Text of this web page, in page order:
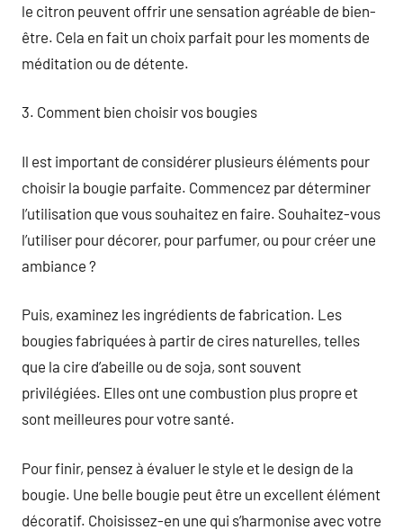
le citron peuvent offrir une sensation agréable de bien-
être. Cela en fait un choix parfait pour les moments de
méditation ou de détente.
3. Comment bien choisir vos bougies
Il est important de considérer plusieurs éléments pour
choisir la bougie parfaite. Commencez par déterminer
l’utilisation que vous souhaitez en faire. Souhaitez-vous
l’utiliser pour décorer, pour parfumer, ou pour créer une
ambiance ?
Puis, examinez les ingrédients de fabrication. Les
bougies fabriquées à partir de cires naturelles, telles
que la cire d’abeille ou de soja, sont souvent
privilégiées. Elles ont une combustion plus propre et
sont meilleures pour votre santé.
Pour finir, pensez à évaluer le style et le design de la
bougie. Une belle bougie peut être un excellent élément
décoratif. Choisissez-en une qui s’harmonise avec votre